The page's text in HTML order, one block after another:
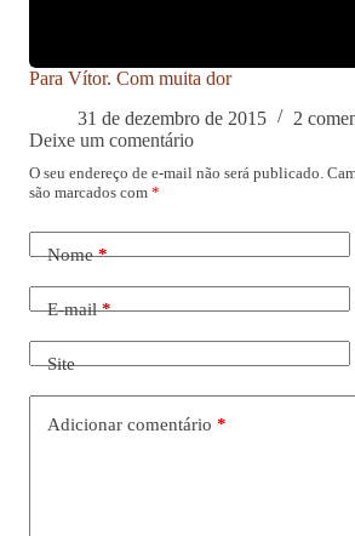
Para Vítor. Com muita dor
31 de dezembro de 2015
2
Deixe um comentário
O seu endereço de e-mail não será publicado.
são marcados com *
Nome*
E-mail*
Site
Adicionar comentário *